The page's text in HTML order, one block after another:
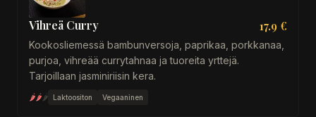
Vihreä Curry 17.9 €
Kookosliemessä bambunversoja, paprikaa, porkkanaa,
purjoa, vihreää currytahnaa ja tuoreita yrttejä.
Tarjoillaan jasminiriisin kera.
🌶🌶🌶 Laktoositon Vegaaninen